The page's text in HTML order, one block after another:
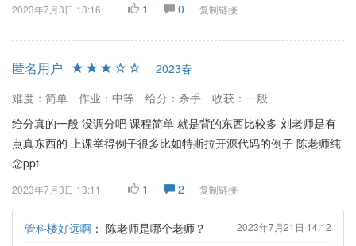
2023年7月3日 13:16 1 0 复制链接
匿名用户
2023春
难度：简单
作业：中等 给分：杀手
收获：一般
给分真的一般 没调分吧 课程简单 就是背的东西比较多 刘老师是有
点真东西的 上课举得例子很多比如特斯拉开源代码的例子 陈老师纯
念ppt
2023年7月3日 13:11 1 2 复制链接
管科楼好远啊 ： 陈老师是哪个老师？ 2023年7月21日 14:12